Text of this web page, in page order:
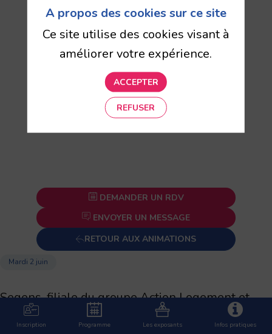
DEMANDER UN RDV
ENVOYER UN MESSAGE
RETOUR AUX ANIMATIONS
Mardi 2 juin
Seqens, filiale du groupe Action Logement et
acteur majeur du logement social en Île-de-
Inscription Programme Les exposants Infos pratiques
A propos des cookies sur ce site
Ce site utilise des cookies visant à
améliorer votre expérience.
ACCEPTER
REFUSER